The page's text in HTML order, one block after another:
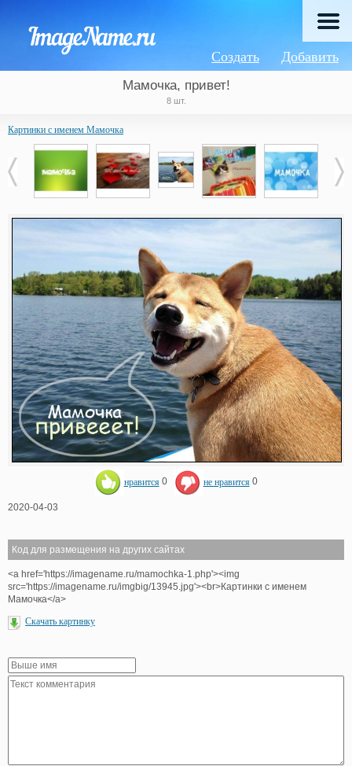
Добавить
Создать
Мамочка, привет!
8 шт.
Картинки с именем Мамочка
нравится 0 не нравится 0
2020-04-03
Код для размещения на других сайтах
<a href='https://imagename.ru/mamochka-1.php'><img
src='https://imagename.ru/imgbig/13945.jpg'><br>Картинки с именем
Мамочка</a>
Скачать картинку